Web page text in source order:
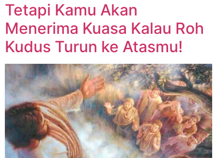
Tetapi Kamu Akan
Menerima Kuasa Kalau Roh
Kudus Turun ke Atasmu!